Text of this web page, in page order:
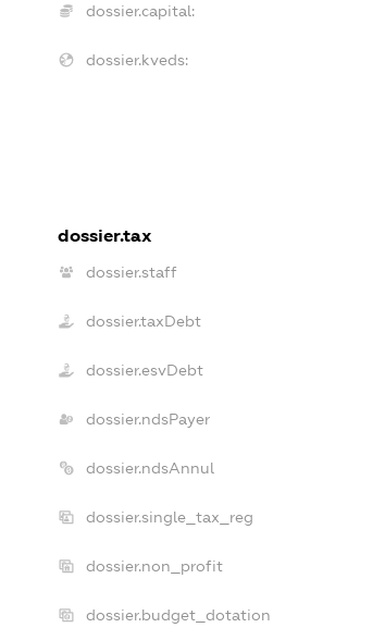
dossier.capital:
dossier.kveds:
dossier.tax
dossier.staff
dossier.taxDebt
dossier.esvDebt
dossier.ndsPayer
dossier.ndsAnnul
dossier.single_tax_reg
dossier.non_profit
dossier.budget_dotation